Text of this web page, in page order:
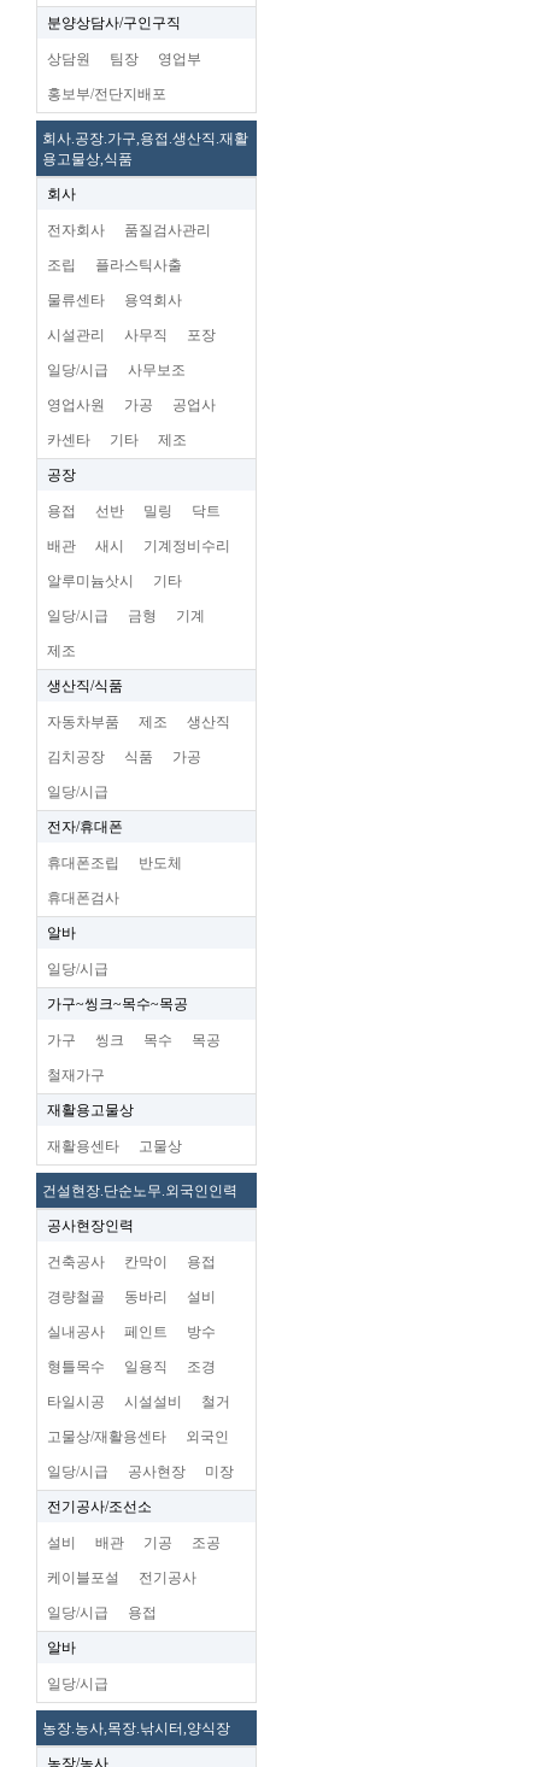
분양상담사/구인구직
상담원 팀장 영업부
홍보부/전단지배포
회사.공장.가구,용접.생산직.재활
용고물상,식품
회사
전자회사 품질검사관리
조립 플라스틱사출
물류센타 용역회사
시설관리 사무직 포장
일당/시급 사무보조
영업사원 가공 공업사
카센타 기타 제조
공장
용접 선반 밀링 닥트
배관 새시 기계정비수리
알루미늄삿시 기타
일당/시급 금형 기계
제조
생산직/식품
자동차부품 제조 생산직
김치공장 식품 가공
일당/시급
전자/휴대폰
휴대폰조립 반도체
휴대폰검사
알바
일당/시급
가구~씽크~목수~목공
가구 씽크 목수 목공
철재가구
재활용고물상
재활용센타 고물상
건설현장.단순노무.외국인인력
공사현장인력
건축공사 칸막이 용접
경량철골 동바리 설비
실내공사 페인트 방수
형틀목수 일용직 조경
타일시공 시설설비 철거
고물상/재활용센타 외국인
일당/시급 공사현장 미장
전기공사/조선소
설비 배관 기공 조공
케이블포설 전기공사
일당/시급 용접
알바
일당/시급
농장.농사,목장.낚시터,양식장
농장/농사